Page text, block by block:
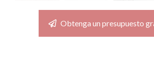
Obtenga un presupuesto